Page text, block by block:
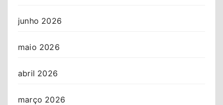
junho 2026
maio 2026
abril 2026
março 2026